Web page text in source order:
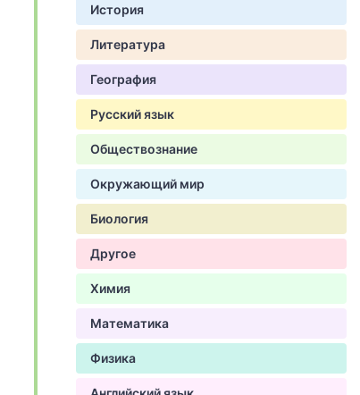
История
Литература
География
Русский язык
Обществознание
Окружающий мир
Биология
Другое
Химия
Математика
Физика